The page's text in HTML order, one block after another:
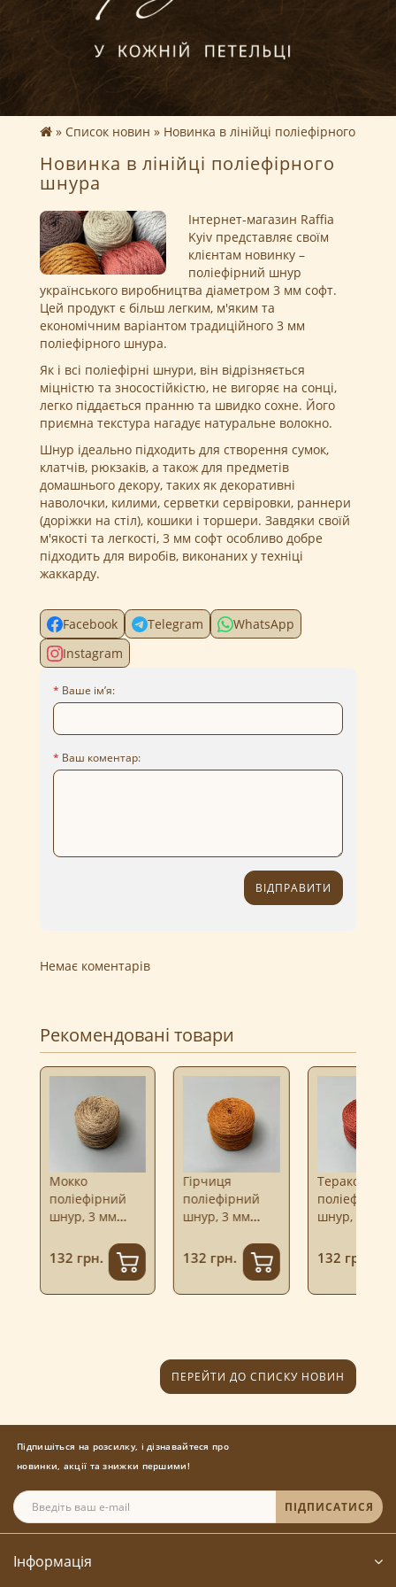
Список новин Новинка в лінійці поліефірного
Новинка в лінійці поліефірного
шнура
Інтернет-магазин Raffia
Kyiv представляє своїм
клієнтам новинку –
поліефірний шнур
українського виробництва діаметром 3 мм софт.
Цей продукт є більш легким, м'яким та
економічним варіантом традиційного 3 мм
поліефірного шнура.
Як і всі поліефірні шнури, він відрізняється
міцністю та зносостійкістю, не вигоряє на сонці,
легко піддається пранню та швидко сохне. Його
приємна текстура нагадує натуральне волокно.
Шнур ідеально підходить для створення сумок,
клатчів, рюкзаків, а також для предметів
домашнього декору, таких як декоративні
наволочки, килими, серветки сервіровки, раннери
(доріжки на стіл), кошики і торшери. Завдяки своїй
м'якості та легкості, 3 мм софт особливо добре
підходить для виробів, виконаних у техніці
жаккарду.
Facebook Telegram
WhatsApp
Instagram
Ваше ім’я:
Ваш коментар:
ВІДПРАВИТИ
Немає коментарів
Рекомендовані товари
Мокко
поліефірний
шнур, 3 мм
132 грн.
Гірчиця
поліефірний
шнур, 3 мм
132 грн.
Теракот
поліефірний
шнур, 3 мм
132 грн.
ПЕРЕЙТИ ДО СПИСКУ НОВИН
Підпишіться на розсилку, і дізнавайтеся про
новинки, акції та знижки першими!
ПІДПИСАТИСЯ
Інформація